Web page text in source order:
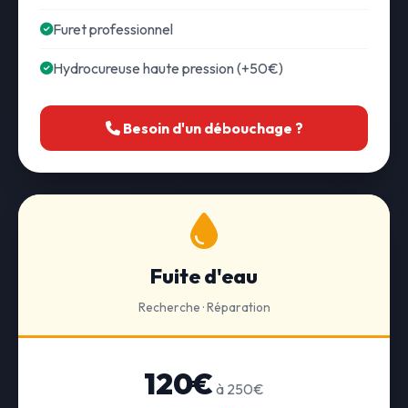
Furet professionnel
Hydrocureuse haute pression (+50€)
Besoin d'un débouchage ?
Fuite d'eau
Recherche · Réparation
120€ à 250€